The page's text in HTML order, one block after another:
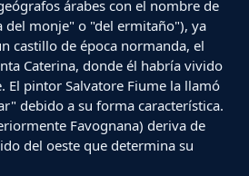
árabes con el nombre de
del monje" o "del ermitaño"), ya
castillo de época normanda, el
Caterina, donde él habría vivido
El pintor Salvatore Fiume la llamó
debido a su forma característica.
Favognana) deriva de
del oeste que determina su